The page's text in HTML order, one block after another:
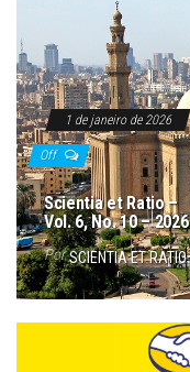
1 de janeiro de 2026
Off
Scientia et Ratio –
Vol. 6, No. 10 – 2026
Por SCIENTIA ET RATIO